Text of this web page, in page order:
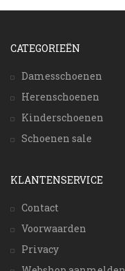
CATEGORIEËN
Damesschoenen
Herenschoenen
Kinderschoenen
Schoenen sale
KLANTENSERVICE
Contact
Voorwaarden
Privacy